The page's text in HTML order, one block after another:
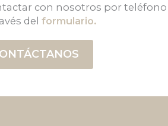
con nosotros por teléfono
del formulario.